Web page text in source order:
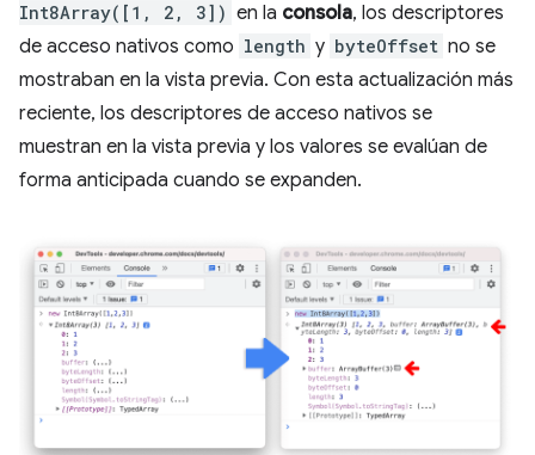
Int8Array([1, 2, 3]) en la consola, los descriptores
de acceso nativos como length y byteOffset no se
mostraban en la vista previa. Con esta actualización más
reciente, los descriptores de acceso nativos se
muestran en la vista previa y los valores se evalúan de
forma anticipada cuando se expanden.